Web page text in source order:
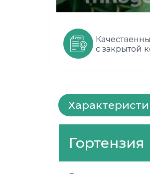
с закрытой